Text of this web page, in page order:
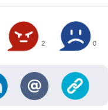
2 0